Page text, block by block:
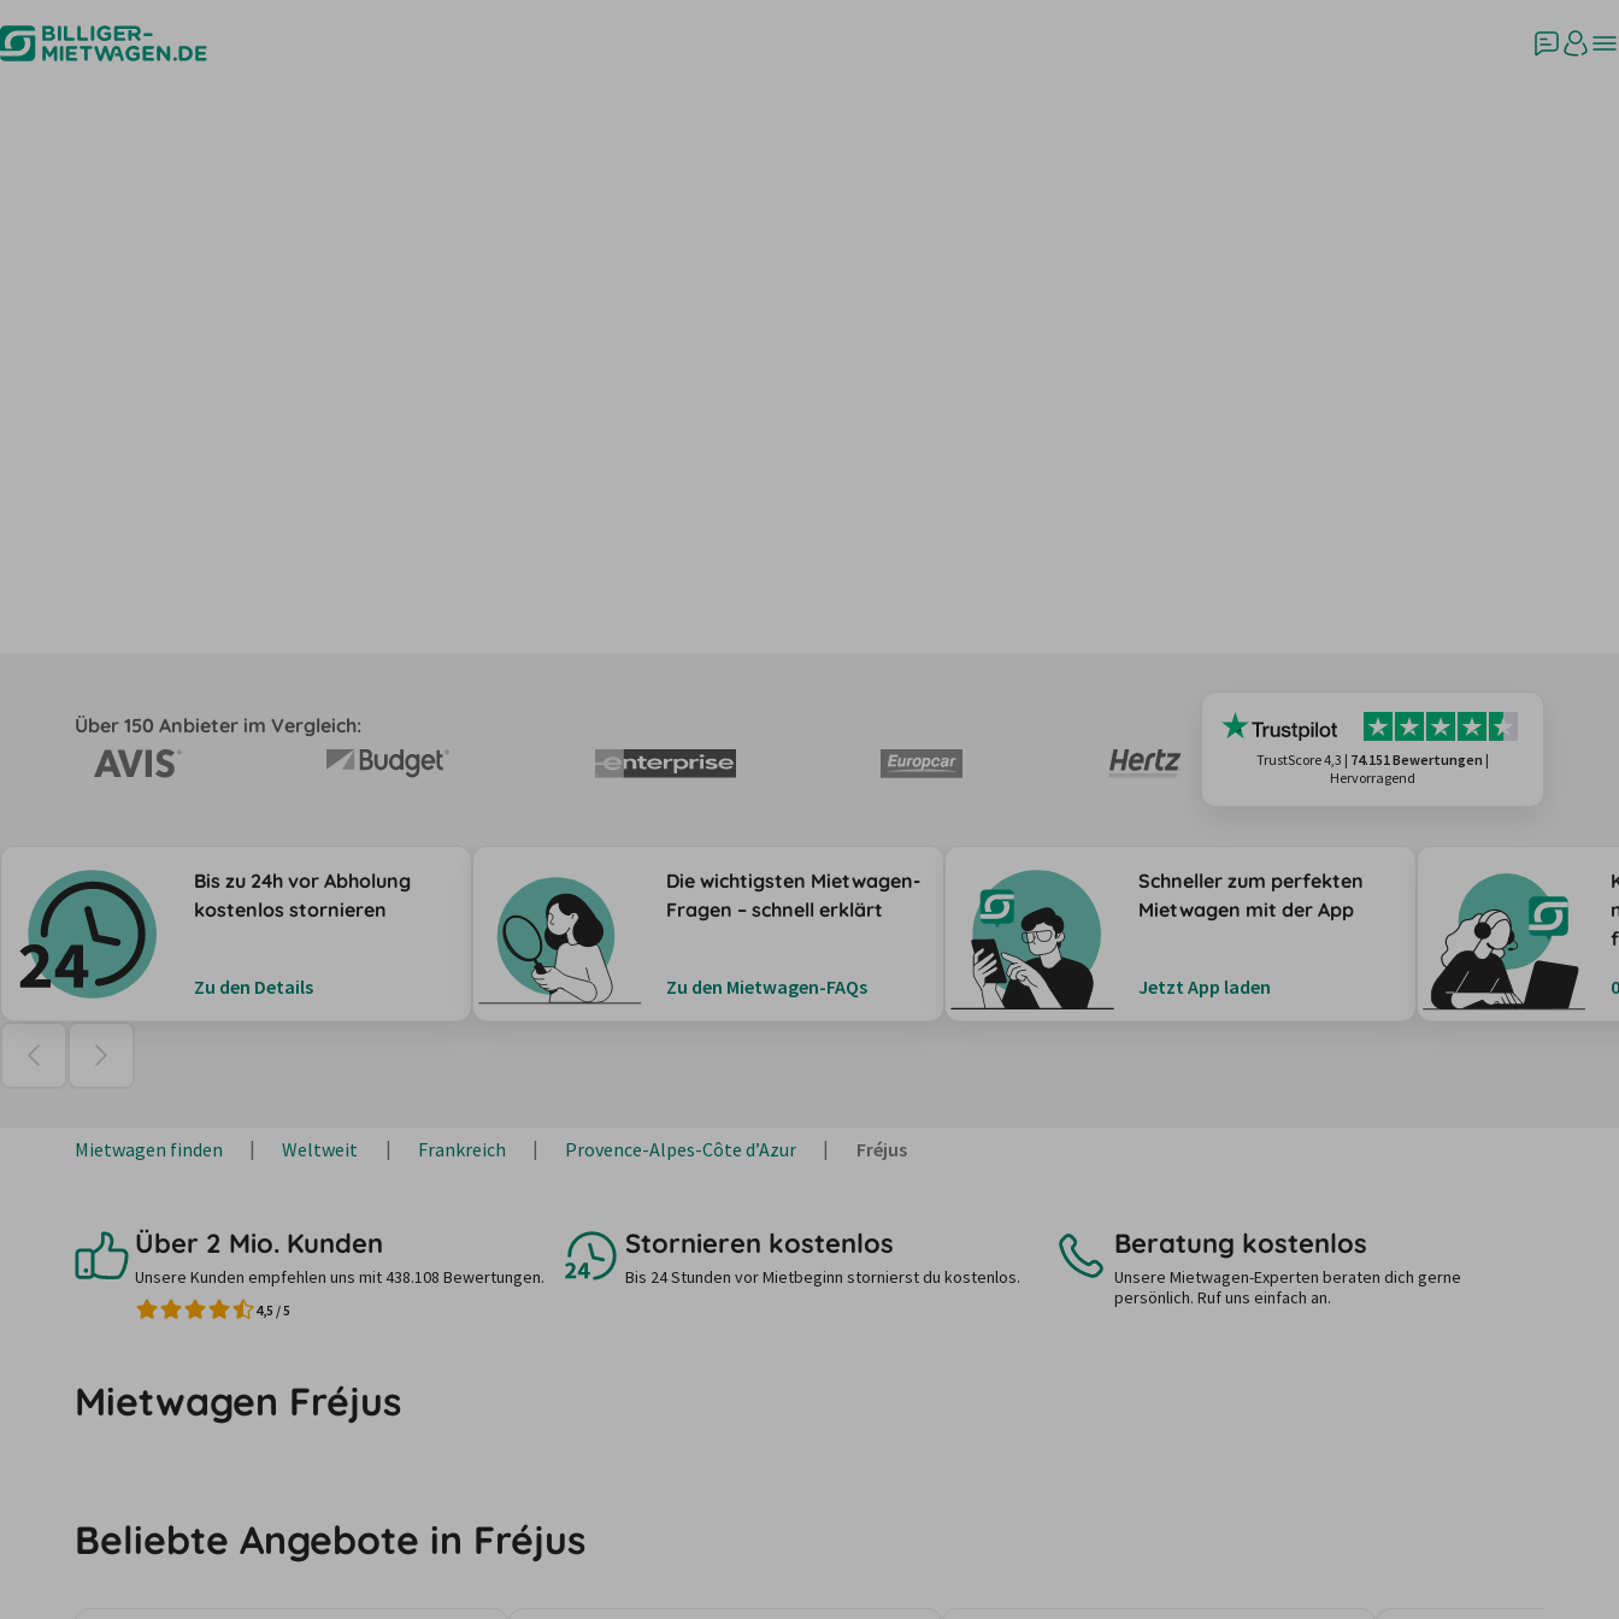
Über 150 Anbieter im Vergleich:
TrustScore 4,3 | 74.151 Bewertungen |
Hervorragend
Bis zu 24h vor Abholung
kostenlos stornieren
Zu den Details
Die wichtigsten Mietwagen-
Fragen – schnell erklärt
Zu den Mietwagen-FAQs
Schneller zum perfekten
Mietwagen mit der App
Jetzt App laden
Mietwagen finden Weltweit Frankreich Provence-Alpes-Côte d’Azur Fréjus
Über 2 Mio. Kunden
Unsere Kunden empfehlen uns mit 438.108 Bewertungen.
4,5 /5
Stornieren kostenlos
Bis 24 Stunden vor Mietbeginn stornierst du kostenlos.
Beratung kostenlos
Unsere Mietwagen-Experten beraten dich gerne
persönlich. Ruf uns einfach an.
Mietwagen Fréjus
Beliebte Angebote in Fréjus